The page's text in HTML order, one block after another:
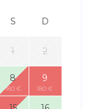
S D
1 2
8
180 €
9
180 €